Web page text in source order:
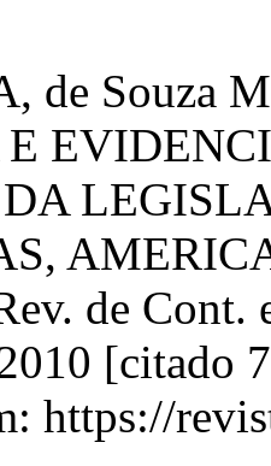
de Souza
de Cont.
[citado
https://